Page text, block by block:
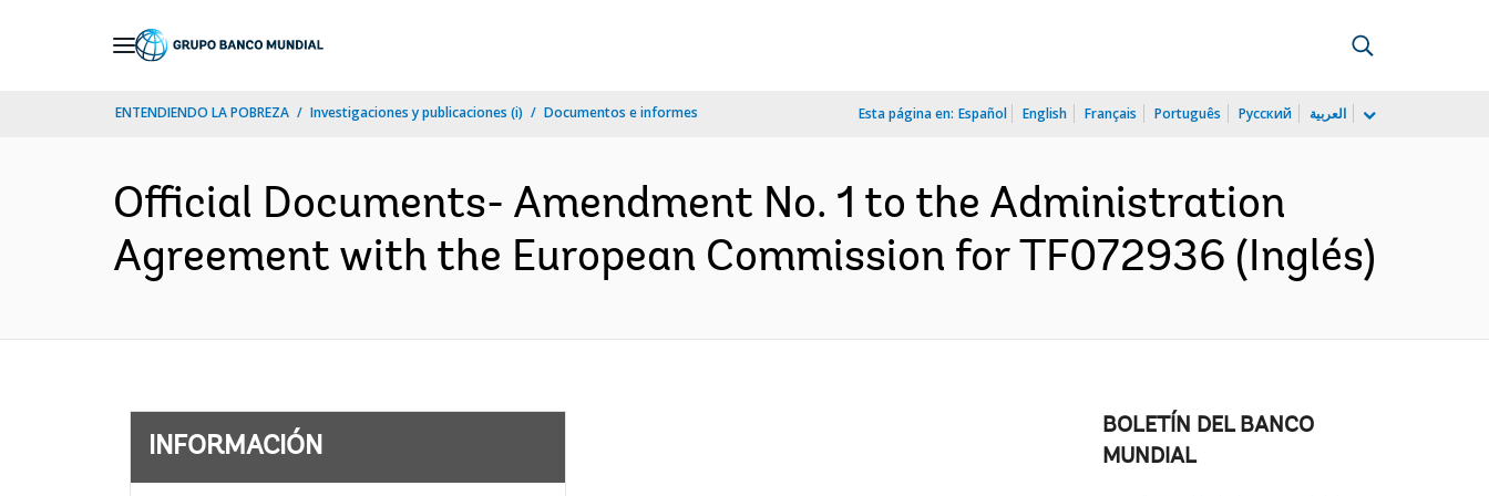
ENTENDIENDO LA POBREZA Investigaciones y publicaciones (i) Documentos e informes Esta página en: Español English Français Português Русский العربية
Official Documents- Amendment No. 1 to the Administration
Agreement with the European Commission for TF072936 (Inglés)
INFORMACIÓN
BOLETÍN DEL BANCO
MUNDIAL